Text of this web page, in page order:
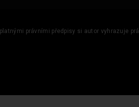
právními předpisy si autor vyhrazuje